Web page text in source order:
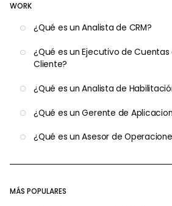
WORK
¿Qué es un Analista de CRM?
¿Qué es un Ejecutivo de
Cliente?
¿Qué es un Analista de
¿Qué es un Gerente de
¿Qué es un Asesor de
MÁS POPULARES